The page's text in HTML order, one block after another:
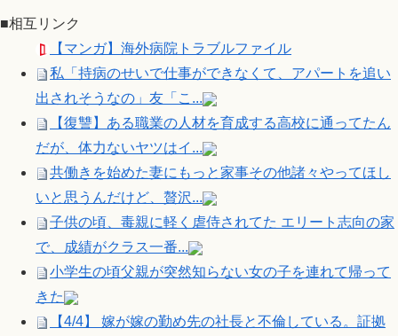
■相互リンク
【マンガ】海外病院トラブルファイル
私「持病のせいで仕事ができなくて、アパートを追い
出されそうなの」友「こ...
【復讐】ある職業の人材を育成する高校に通ってたん
だが、体力ないヤツはイ...
共働きを始めた妻にもっと家事その他諸々やってほし
いと思うんだけど、贅沢...
子供の頃、毒親に軽く虐侍されてた エリート志向の家
で、成績がクラス一番...
小学生の頃父親が突然知らない女の子を連れて帰って
きた
【4/4】 嫁が嫁の勤め先の社長と不倫している。証拠